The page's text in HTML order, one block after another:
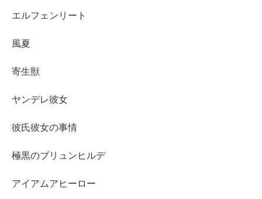
エルフェンリート
風夏
寄生獣
ヤンデレ彼女
彼氏彼女の事情
極黒のブリュンヒルデ
アイアムアヒーロー